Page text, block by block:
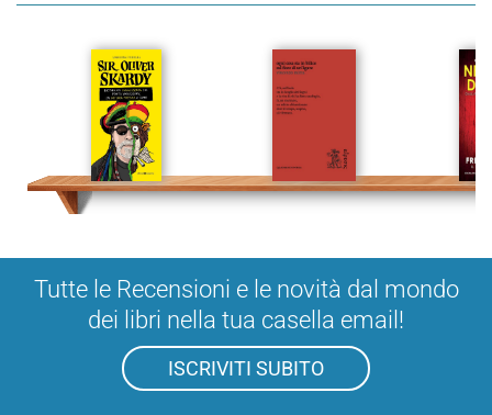
Tutte le Recensioni e le novità dal mondo
dei libri nella tua casella email!
ISCRIVITI SUBITO